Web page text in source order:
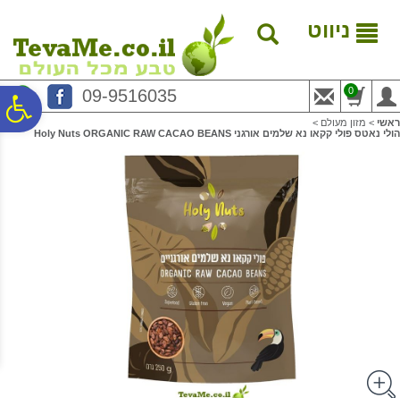
נגישות
המרכזי
ניווט
09-9516035 0
ראשי > מזון מעולם >
הולי נאטס פולי קקאו נא שלמים אורגני Holy Nuts ORGANIC RAW CACAO BEANS